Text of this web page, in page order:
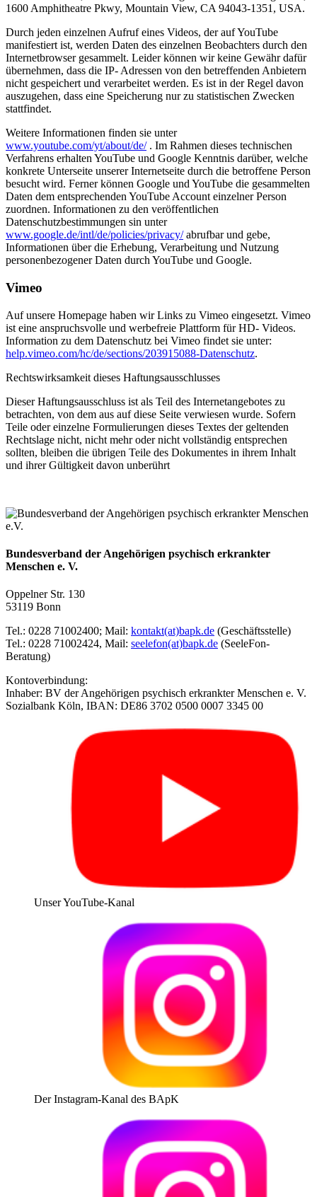
1600 Amphitheatre Pkwy, Mountain View, CA 94043-1351, USA.
Durch jeden einzelnen Aufruf eines Videos, der auf YouTube
manifestiert ist, werden Daten des einzelnen Beobachters durch den
Internetbrowser gesammelt. Leider können wir keine Gewähr dafür
übernehmen, dass die IP- Adressen von den betreffenden Anbietern
nicht gespeichert und verarbeitet werden. Es ist in der Regel davon
auszugehen, dass eine Speicherung nur zu statistischen Zwecken
stattfindet.
Weitere Informationen finden sie unter
www.youtube.com/yt/about/de/. Im Rahmen dieses technischen
Verfahrens erhalten YouTube und Google Kenntnis darüber, welche
konkrete Unterseite unserer Internetseite durch die betroffene Person
besucht wird. Ferner können Google und YouTube die gesammelten
Daten dem entsprechenden YouTube Account einzelner Person
zuordnen. Informationen zu den veröffentlichen
Datenschutzbestimmungen sin unter
www.google.de/intl/de/policies/privacy/abrufbar und gebe,
Informationen über die Erhebung, Verarbeitung und Nutzung
personenbezogener Daten durch YouTube und Google.
Vimeo
Auf unsere Homepage haben wir Links zu Vimeo eingesetzt. Vimeo
ist eine anspruchsvolle und werbefreie Plattform für HD- Videos.
Information zu dem Datenschutz bei Vimeo findet sie unter:
help.vimeo.com/hc/de/sections/203915088-Datenschutz.
Rechtswirksamkeit dieses Haftungsausschlusses
Dieser Haftungsausschluss ist als Teil des Internetangebotes zu
betrachten, von dem aus auf diese Seite verwiesen wurde. Sofern
Teile oder einzelne Formulierungen dieses Textes der geltenden
Rechtslage nicht, nicht mehr oder nicht vollständig entsprechen
sollten, bleiben die übrigen Teile des Dokumentes in ihrem Inhalt
und ihrer Gültigkeit davon unberührt
Bundesverband der Angehörigen psychisch erkrankter
Menschen e. V.
Oppelner Str. 130
53119 Bonn
Tel.: 0228 71002400; Mail: kontakt(at)bapk.de (Geschäftsstelle)
Tel.: 0228 71002424, Mail: seelefon(at)bapk.de (SeeleFon-
Beratung)
Kontoverbindung:
Inhaber: BV der Angehörigen psychisch erkrankter Menschen e. V.
Sozialbank Köln, IBAN: DE86 3702 0500 0007 3345 00
Unser YouTube-Kanal
Der Instagram-Kanal des BApK